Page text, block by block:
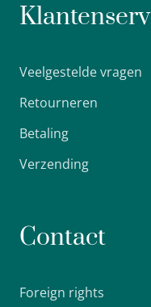
Veelgestelde vragen
Retourneren
Betaling
Verzending
Contact
Foreign rights